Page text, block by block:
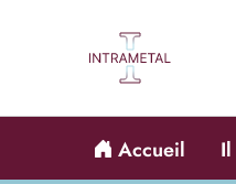
Accueil